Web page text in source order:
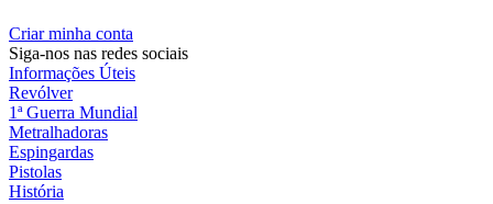
Criar minha conta
Siga-nos nas redes sociais
Informações Úteis
Revólver
1ª Guerra Mundial
Metralhadoras
Espingardas
Pistolas
História